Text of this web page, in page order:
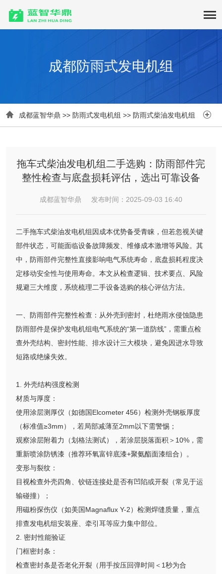
成都防雨式发电机组
 成都蓝智华鼎 >> 防雨式发电机组 >> 防雨式柴油发电机组 
拖车式柴油发电机组二手选购：防雨部件完
整性检查与底盘损耗评估，选出可靠设备
成都蓝智华鼎 发布时间：2025-09-03 16:40
二手拖车式柴油发电机组因成本优势备受青睐，但若忽视关键
部件状态，可能面临设备故障频发、维修成本激增等风险。其
中，防雨部件完整性直接影响电气系统寿命，底盘损耗程度决
定移动安全性与使用寿命。本文从检查逻辑、技术要点、风险
规避三大维度，系统梳理二手设备选购的核心评估方法。
一、防雨部件完整性检查：从外壳到密封，杜绝雨水侵蚀隐患
防雨部件是保护发电机组电气系统的“第一道防线”，需重点检
查外壳结构、密封性能、排水设计三大模块，避免因进水导致
短路或绝缘失效。
1. 外壳结构强度检测
材质与厚度：
使用涂层测厚仪（如德国Elcometer 456）检测外壳钢板厚度
（标准值≥3mm），若局部减薄至2mm以下需警惕；
观察涂层附着力（划格法测试），若涂层脱落面积＞10%，需
重新喷涂防锈漆（推荐环氧富锌底漆+聚氨酯面漆组合）。
变形与裂纹：
目视检查外壳四角、铰链连接处是否有凹陷或开裂（常见于运
输碰撞）；
用磁粉探伤仪（如美国Magnaflux Y-2）检测焊缝质量，重点
排查发电机组安装座、牵引耳等应力集中部位。
2. 密封性能验证
门框密封条：
检查密封条是否老化开裂（用手按压回弹时间＜1秒为合